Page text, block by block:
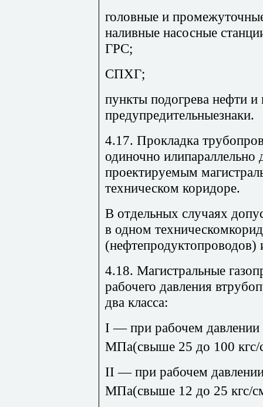
головные и
наливные насосные
ГРС;
СПХГ;
пункты подогрева нефти и
предупредительныезнаки.
4.17. Прокладка
одиночно
проектируемым
техническом коридоре.
В отдельных случаях
в одном
(нефтепродуктопроводов)
4.18. Магистральные
рабочего давления
два класса:
I — при рабочем
МПа(свыше 25 до 100 кгс/
II — при рабочем
МПа(свыше 12 до 25 кгс/